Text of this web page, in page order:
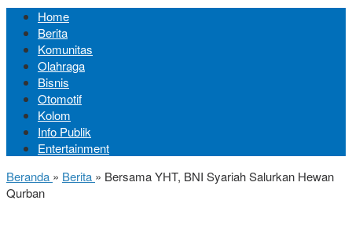
Home
Berita
Komunitas
Olahraga
Bisnis
Otomotif
Kolom
Info Publik
Entertainment
Beranda » Berita » Bersama YHT, BNI Syariah Salurkan Hewan
Qurban